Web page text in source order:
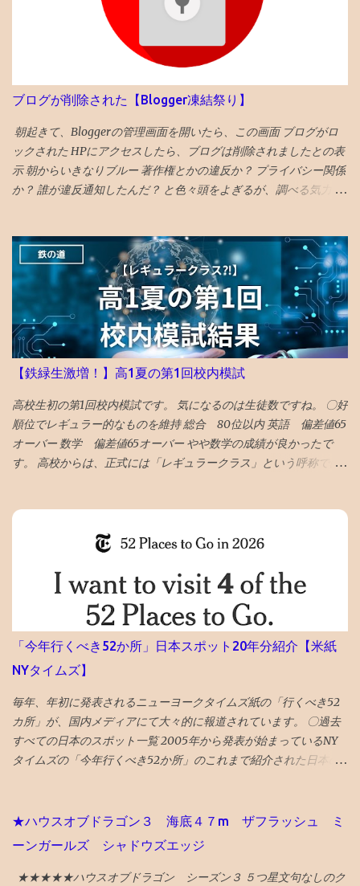
のも恥ずかしいレベル です。 恥を忍んで？、恥をさらしなが
ら？、改善作業を続けます。 〇仮想収入はコイン程度！ 収入：ア
ドセンス「 推定収益額」が「コイン 」円でした。 （「金額明記の
ブログは成長しない説」も多々目にしたので多少ボカすことにし
達しないと、1円たりとももらえず、実際の収入になりません。 軽
想 時給4円 ぐらい⁈ 労働というよりも、 趣味の時間orネット社会
を学ぶ...
答としては、「偏差値１上がる」です。 ◆6年前期平均偏差値が
68以上だった者の後期平均偏差値 73→74 72→73 71→73 70→73
70→70 69→72 69→70 68→72 68→72 68→70 68→69 68→69 ◆6
年前期平均偏差値67の人の6年後期の平均偏差値の実例 67→70
67→69 67→68 67→68 67→68 67→68 67→67 67→67 67→67
67→67 67→67 昔塾から得た無作為抽出データです。例年こんな感
じかと 「 4年夏入塾偏差値42から1年間で成績どうなるか」 へ
ブログが削除された【Blogger凍結祭り】
朝起きて、Bloggerの管理画面を開いたら、この画面 ブログがロ
ックされた HPにアクセスしたら、ブログは削除されましたとの表
示 朝からいきなりブルー 著作権とかの違反か？ プライバシー関係
か？ 誰が違反通知したんだ？ と色々頭をよぎるが、調べる気力が
た写真に何か埋め込まれていたのか、htmlコードを貼り付けたの
で何か入っていたのか と一瞬思ったが、 そもそも記事作成画面に
一切アクセスできないので、修正もできないため、放置。 データ
全部とんだと思いブルーな気分。 最近は見た映画の備忘録と化し
ていたが、備忘録がなくなると困る。 ケチらずにワードプレスに
しておくべきだったかと若干後悔 昼飯食いながらネットで調べる
どうやら、Googleのボットが自動で巡回して判定していて、 大量
の誤判定ロック（削除）が５年に一回ぐらいおきるらしい 再審査
ボタンを押した １０時間後、２２時過ぎ、メールが届いて ブログ
復活させたとの通知 急ぎ管理画面にアクセスし、バックアップを
出力・保存した
【鉄緑生激増！】高1夏の第1回校内模試
高校生初の第1回校内模試です。 気になるのは生徒数ですね。 〇好
順位でレギュラー的なものを維持 総合 80位以内 英語 偏差値65
オーバー 数学 偏差値65オーバー やや数学の成績が良かったで
す。 高校からは、正式には「レギュラークラス」という呼称では
のも、好要因でしょう。 なにしろ、応用クラスの季節 講習は校内
模試の過去問をやる ので、受講した方が圧倒的に有利です。 〇高
受験者が 400人 増えました！ でも、みたことある名前ばかりで成
績優秀上位メンバーは固定してます。 高校入塾からの「いきなり
30傑」は厳しそうです。 継続が重要です。
「今年行くべき52か所」日本スポット20年分紹介【米紙
NYタイムズ】
毎年、年初に発表されるニューヨークタイムズ紙の「行くべき52
カ所」が、国内メディアにて大々的に報道されています。 〇過去
すべての日本のスポット一覧 2005年から発表が始まっているNY
タイムズの「今年行くべき52か所」のこれまで紹介された日本の
崎 核の脅威が再度クローズアップされた時流を踏まえ、完全に破
壊された広島と異なり、市中心部が幸運にも残された長崎を’粘り
強く立ち直る都市’として選出。 駅前再開発 の完成、大徳寺の 大
クス 、 カステラ本家 福砂屋 、 コーヒー富士男 のミルクセーキ、
★ハウスオブドラゴン３ 海底４７m ザフラッシュ ミ
ーンガールズ シャドウズエッジ
★★★★★ハウスオブドラゴン シーズン３ ５つ星文句なしのク